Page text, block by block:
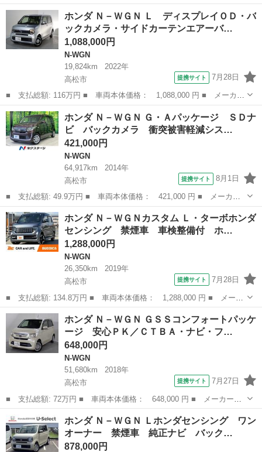
名： ホンダ ■ 車種名： Ｎ－ＷＧＮ ■ グレード名： Ｇホンダ
センシング レーダークルーズＣ 横滑り防止機能 サイドカーテン
エアバック レー...
香川 東かがわ市 N-WGN
ホンダ Ｎ－ＷＧＮ Ｌ ディスプレイＯＤ・バ
ックカメラ・サイドカーテンエアーバ…
1,088,000円
N-WGN
19,824km
2022年
高松市
提携サイト 7月28日
■ 支払総額: 116万円 ■ 車両本体価格： 1,088,000 円 ■ メーカー
名： ホンダ ■ 車種名： Ｎ－ＷＧＮ ■ グレード名： Ｌ ディ
スプレイＯＤ・バックカメラ・サイドカーテンエアーバッグ・オート
クルーズ・...
香川 高松市 N-WGN
ホンダ Ｎ－ＷＧＮ Ｇ・Ａパッケージ ＳＤナ
ビ バックカメラ 衝突被害軽減シス…
421,000円
N-WGN
64,917km
2014年
高松市
提携サイト 8月1日
■ 支払総額: 49.9万円 ■ 車両本体価格： 421,000 円 ■ メーカー
名： ホンダ ■ 車種名： Ｎ－ＷＧＮ ■ グレード名： Ｇ・Ａパ
ッケージ ＳＤナビ バックカメラ 衝突被害軽減システム 禁煙
車 スマートキ...
香川 高松市 N-WGN
ホンダ Ｎ－ＷＧＮカスタム Ｌ・ターボホンダ
センシング 禁煙車 車検整備付 ホ…
1,288,000円
N-WGN
26,350km
2019年
高松市
提携サイト 7月28日
■ 支払総額: 134.8万円 ■ 車両本体価格： 1,288,000 円 ■ メーカ
ー名： ホンダ ■ 車種名： Ｎ－ＷＧＮカスタム ■ グレード
名： Ｌ・ターボホンダセンシング 禁煙車 車検整備付 ホンダセ
ンシング 純...
香川 高松市 N-WGN
ホンダ Ｎ－ＷＧＮ ＧＳＳコンフォートパッケ
ージ 安心ＰＫ／ＣＴＢＡ・ナビ・フ…
648,000円
N-WGN
51,680km
2018年
高松市
提携サイト 7月27日
■ 支払総額: 72万円 ■ 車両本体価格： 648,000 円 ■ メーカー
名： ホンダ ■ 車種名： Ｎ－ＷＧＮ ■ グレード名： ＧＳＳコ
ンフォートパッケージ 安心ＰＫ／ＣＴＢＡ・ナビ・フルセグ・ドラ
レコ・バックカメ...
香川 N-WGN
ホンダ Ｎ－ＷＧＮ Ｌホンダセンシング ワン
オーナー 禁煙車 純正ナビ バック…
878,000円